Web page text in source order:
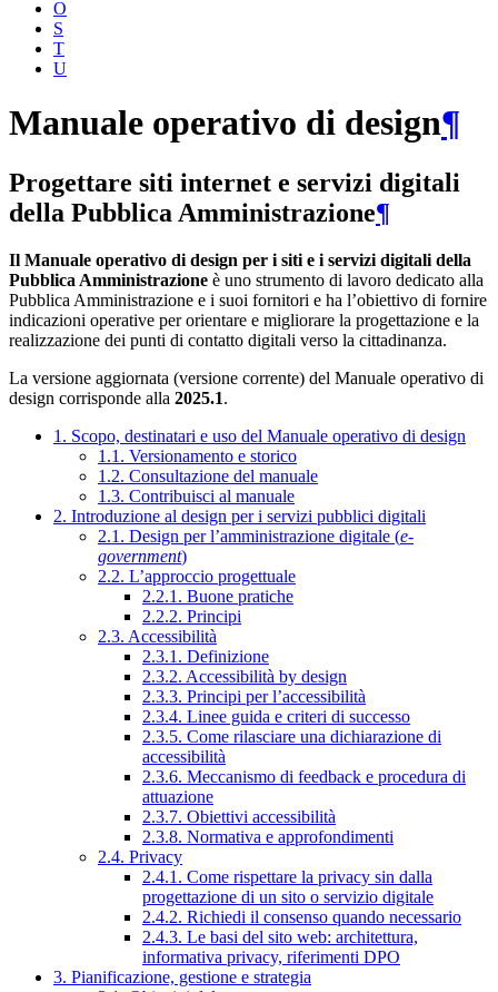
O
S
T
U
Manuale operativo di design¶
Progettare siti internet e servizi digitali
della Pubblica Amministrazione¶
Il Manuale operativo di design per i siti e i servizi digitali della
Pubblica Amministrazione è uno strumento di lavoro dedicato alla
Pubblica Amministrazione e i suoi fornitori e ha l’obiettivo di fornire
indicazioni operative per orientare e migliorare la progettazione e la
realizzazione dei punti di contatto digitali verso la cittadinanza.
La versione aggiornata (versione corrente) del Manuale operativo di
design corrisponde alla 2025.1.
1. Scopo, destinatari e uso del Manuale operativo di design
1.1. Versionamento e storico
1.2. Consultazione del manuale
1.3. Contribuisci al manuale
2. Introduzione al design per i servizi pubblici digitali
2.1. Design per l’amministrazione digitale (e-
government)
2.2. L’approccio progettuale
2.2.1. Buone pratiche
2.2.2. Principi
2.3. Accessibilità
2.3.1. Definizione
2.3.2. Accessibilità by design
2.3.3. Principi per l’accessibilità
2.3.4. Linee guida e criteri di successo
2.3.5. Come rilasciare una dichiarazione di
accessibilità
2.3.6. Meccanismo di feedback e procedura di
attuazione
2.3.7. Obiettivi accessibilità
2.3.8. Normativa e approfondimenti
2.4. Privacy
2.4.1. Come rispettare la privacy sin dalla
progettazione di un sito o servizio digitale
2.4.2. Richiedi il consenso quando necessario
2.4.3. Le basi del sito web: architettura,
informativa privacy, riferimenti DPO
3. Pianificazione, gestione e strategia